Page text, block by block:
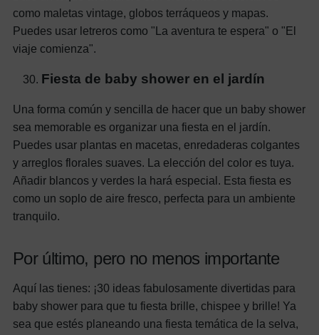
como maletas vintage, globos terráqueos y mapas.
Puedes usar letreros como "La aventura te espera" o "El
viaje comienza".
Fiesta de baby shower en el jardín
Una forma común y sencilla de hacer que un baby shower
sea memorable es organizar una fiesta en el jardín.
Puedes usar plantas en macetas, enredaderas colgantes
y arreglos florales suaves. La elección del color es tuya.
Añadir blancos y verdes la hará especial. Esta fiesta es
como un soplo de aire fresco, perfecta para un ambiente
tranquilo.
Por último, pero no menos importante
Aquí las tienes: ¡30 ideas fabulosamente divertidas para
baby shower para que tu fiesta brille, chispee y brille! Ya
sea que estés planeando una fiesta temática de la selva,